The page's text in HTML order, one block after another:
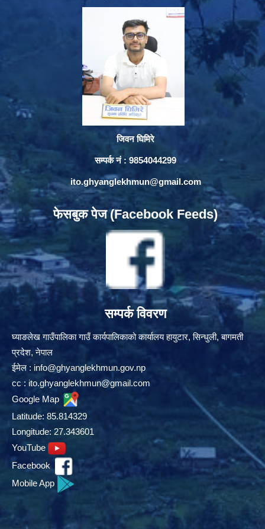
जिवन घिमिरे
सम्पर्क नं : 9854044299
ito.ghyanglekhmun@gmail.com
फेसबुक पेज (Facebook Feeds)
सम्पर्क विवरण
घ्याङलेख गाउँपालिका गाउँ कार्यपालिकाको कार्यालय हायुटार, सिन्धुली, बागमती
प्रदेश, नेपाल
ईमेल : info@ghyanglekhmun.gov.np
cc : ito.ghyanglekhmun@gmail.com
Google Map
Latitude: 85.814329
Longitude: 27.343601
YouTube
Facebook
Mobile App